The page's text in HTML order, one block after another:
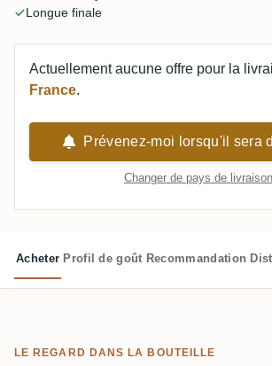
Longue finale
Actuellement aucune offre pour la
France.
Prévenez-moi lorsqu'il sera
Changer de pays de livraison
Acheter Profil de goût Recommandation
LE REGARD DANS LA BOUTEILLE